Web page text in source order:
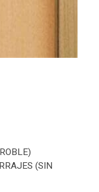
(SIN